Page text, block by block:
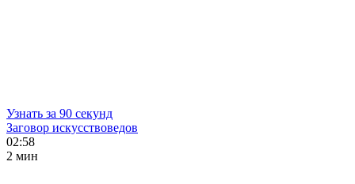
Узнать за 90 секунд
Заговор искусствоведов
02:58
2 мин